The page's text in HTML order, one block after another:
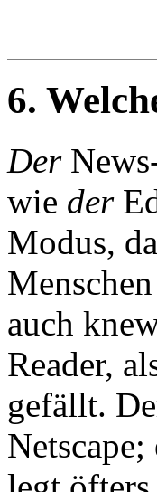
6.
Der
wie der
Modus,
auch
Reader,
gefällt.